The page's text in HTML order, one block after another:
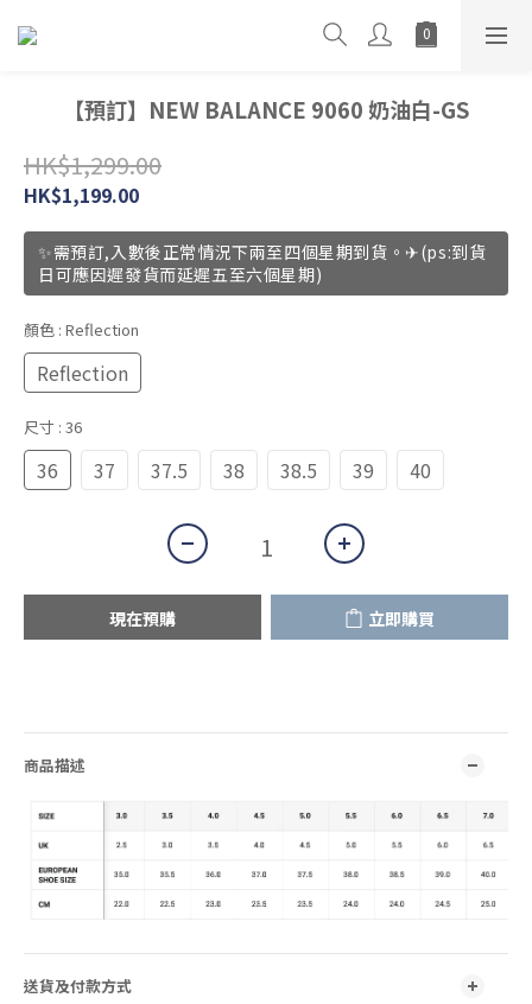
【預訂】NEW BALANCE 9060 奶油白-GS
HK$1,299.00
HK$1,199.00
✨需預訂,入數後正常情況下兩至四個星期到貨。✈(ps:到貨
日可應因遲發貨而延遲五至六個星期)
顏色 : Reflection
Reflection
尺寸 : 36
36 37 37.5 38 38.5 39 40
現在預購 立即購買
商品描述
送貨及付款方式